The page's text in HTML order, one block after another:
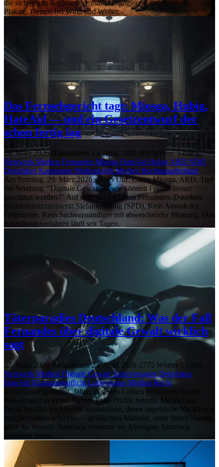
die sich gegen Rechtsextremismus engagieren. Strickmützen,
Plakate, Demos bei Wind und Wetter.
Das Fernsehgericht tagt: Miosga, Hubig,
HateAid — und ein Gesetzentwurf der
schon fertig lag
29. März 2026· Aktualisiert: 23. April 2026·999 Wörter·5 min
Netzwerk Medien Fernandes Miosga HateAid Hubig ARD NDR
Deepfakes Kampagne MedienkritikMedien Rechtsstaatlichkeit
Am Sonntag, 29. März 2026, 21:45 Uhr: Caren Miosga, ARD. Titel
der Sendung: “Digitale Gewalt — wie können Frauen besser
geschützt werden?” Auf dem Sofa: Collien Fernandes. Daneben:
Bundesjustizministerin Stefanie Hubig (SPD). Kein Anwalt der
Gegenseite. Kein Sachverständiger mit abweichender Meinung. Das
Ermittlungsverfahren läuft seit Tagen.
Täterparadies Deutschland: Was der Fall
Fernandes über digitale Gewalt wirklich
sagt
27. März 2026·Aktualisiert: 23. April 2026·2775 Wörter· 14 min
Netzwerk Medien Digitale GewaltJustizversagen Deepfakes
HateAid Klarnamenpflicht Lobbyismus Medien Recht
Es hat Jahre gedauert. Jahre, in denen Collien Fernandes wusste,
dass jemand in ihrem Namen Fake-Profile betrieb, Männer aus
ihrem beruflichen Umfeld kontaktierte, ihnen angebliche Nacktfotos
und Sexvideos schickte — gefälschtes Material, unter ihrem Namen,
ohne ihr Wissen. Jahrelang erstattete sie Anzeigen. Jahrelang
passierte: nichts.